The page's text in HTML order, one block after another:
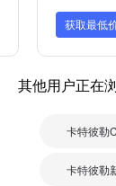
获取最低
其他用户正在
卡特彼勒
卡特彼勒